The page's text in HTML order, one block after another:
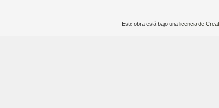
Este obra está bajo unalicencia de